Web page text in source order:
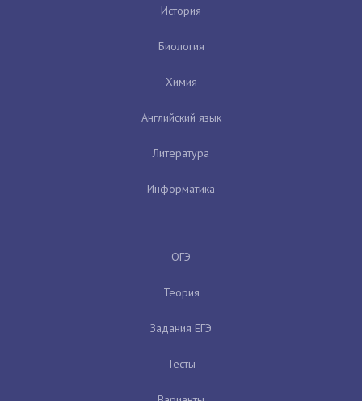
История
Биология
Химия
Английский язык
Литература
Информатика
ОГЭ
Теория
Задания ЕГЭ
Тесты